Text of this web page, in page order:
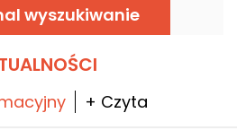
wyszukiwanie
+ Czyta